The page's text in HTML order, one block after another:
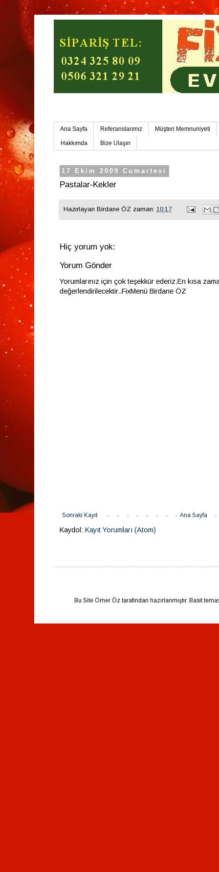
Ana Sayfa Referanslarımız Müşteri Memnuniyeti
Hakkımda Bize Ulaşın
17 Ekim 2009 Cumartesi
Pastalar-Kekler
Hazırlayan Birdane ÖZ zaman: 10:17
Hiç yorum yok:
Yorum Gönder
Yorumlarınız için çok teşekkür ederiz.En kısa
değerlendirilecektir..FixMenü Birdane ÖZ
Sonraki Kayıt Ana Sayfa
Kaydol: Kayıt Yorumları (Atom)
Bu Site Ömer Öz tarafından hazırlanmıştır. Basit